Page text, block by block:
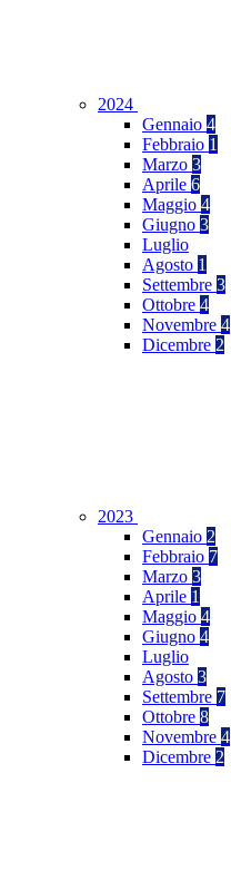
2024
Gennaio 4
Febbraio 1
Marzo 3
Aprile 6
Maggio 4
Giugno 3
Luglio
Agosto 1
Settembre 3
Ottobre 4
Novembre 4
Dicembre 2
2023
Gennaio 2
Febbraio 7
Marzo 3
Aprile 1
Maggio 4
Giugno 4
Luglio
Agosto 3
Settembre 7
Ottobre 8
Novembre 4
Dicembre 2